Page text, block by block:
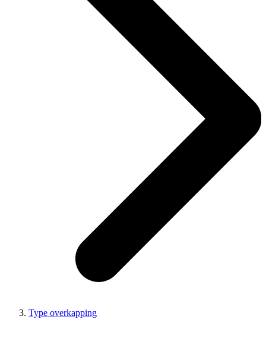
Type overkapping